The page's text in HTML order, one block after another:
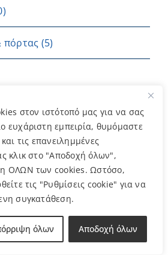
στον ιστότοπό μας για να σας
ευχάριστη εμπειρία, θυμόμαστε
τις επανειλημμένες
κλικ στο "Αποδοχή όλων",
ΟΛΩΝ των cookies. Ωστόσο,
τις "Ρυθμίσεις cookie" για να
συγκατάθεση.
όλων Αποδοχή όλων
πόρτας (5)